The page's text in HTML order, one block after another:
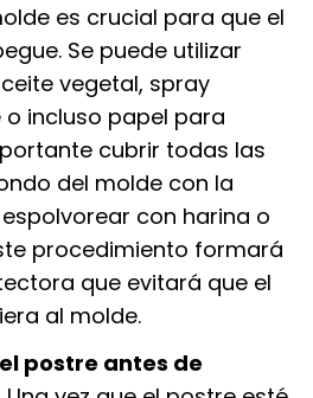
es crucial para que el
Se puede utilizar
vegetal, spray
incluso papel para
cubrir todas las
del molde con la
con harina o
procedimiento formará
que evitará que el
al molde.
postre antes de